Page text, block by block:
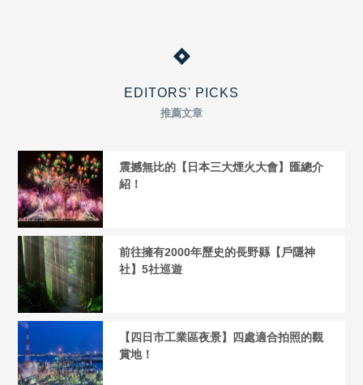
EDITORS' PICKS
推薦文章
震撼無比的【日本三大煙火大會】匯總介
紹！
前往擁有2000年歷史的長野縣【戶隱神
社】5社巡遊
【四日市工業區夜景】四處適合拍照的觀
賞地！